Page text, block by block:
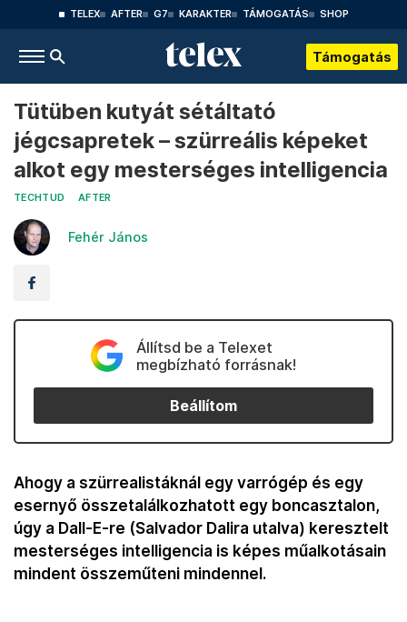
TELEX AFTER G7 KARAKTER TÁMOGATÁS SHOP
Támogatás
Tütüben kutyát sétáltató
jégcsapretek – szürreális képeket
alkot egy mesterséges intelligencia
TECHTUD AFTER
Fehér János
Állítsd be a Telexet
megbízható forrásnak!
Beállítom
Ahogy a szürrealistáknál egy varrógép és egy
esernyő összetalálkozhatott egy boncasztalon,
úgy a Dall-E-re (Salvador Dalira utalva) keresztelt
mesterséges intelligencia is képes műalkotásain
mindent összeműteni mindennel.